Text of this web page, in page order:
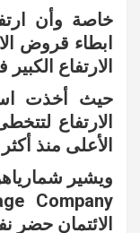
خاصة وأن
ابطاء قروض
الارتفاع
حيث أخذت
الأعلى منذ
ويشير
الائتمان حضر